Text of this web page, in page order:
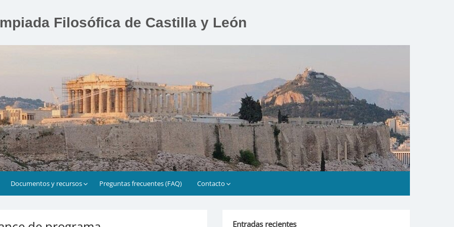
Filosófica de Castilla y León
Documentos y recursos Preguntas frecuentes (FAQ) Contacto
Entradas recientes